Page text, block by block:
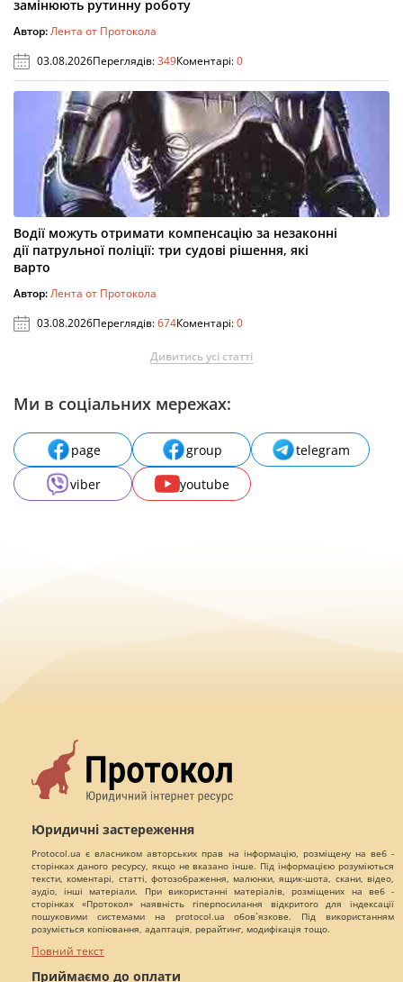
замінюють рутинну роботу
Автор:Лента от Протокола
03.08.2026Переглядів:349Коментарі:0
Водії можуть отримати компенсацію за незаконні
дії патрульної поліції: три судові рішення, які
варто
Автор:Лента от Протокола
03.08.2026Переглядів:674Коментарі:0
Дивитись усі статті
Ми в соціальних мережах:
page group
telegram
viber
youtube
Юридичні застереження
Protocol.ua є власником авторських прав на інформацію, розміщену на веб -
сторінках даного ресурсу, якщо не вказано інше. Під інформацією розуміються
тексти, коментарі, статті, фотозображення, малюнки, ящик-шота, скани, відео,
аудіо, інші матеріали. При використанні матеріалів, розміщених на веб -
сторінках «Протокол» наявність гіперпосилання відкритого для індексації
пошуковими системами на protocol.ua обов`язкове. Під використанням
розуміється копіювання, адаптація, рерайтинг, модифікація тощо.
Повний текст
Приймаємо до оплати